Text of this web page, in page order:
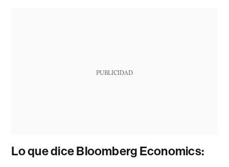
PUBLICIDAD
Lo que dice Bloomberg Economics: